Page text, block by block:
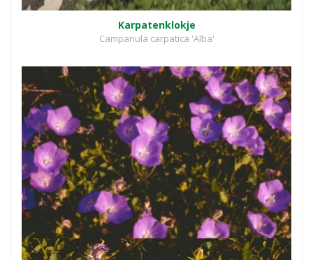
Karpatenklokje
Campanula carpatica 'Alba'